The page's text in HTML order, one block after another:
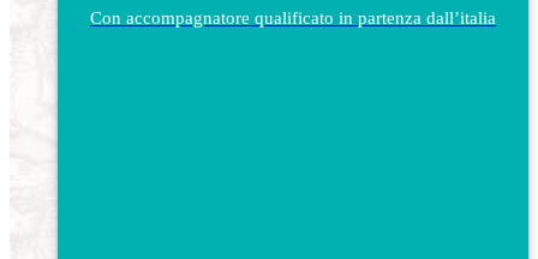
Con accompagnatore qualificato in partenza dall’italia